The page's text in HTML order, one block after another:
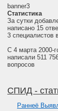
banner3
Статистика
За сутки
написано 15
3 специалистов
С 4 марта 2000-
написали 511
вопросов
СПИД -
Paннеё